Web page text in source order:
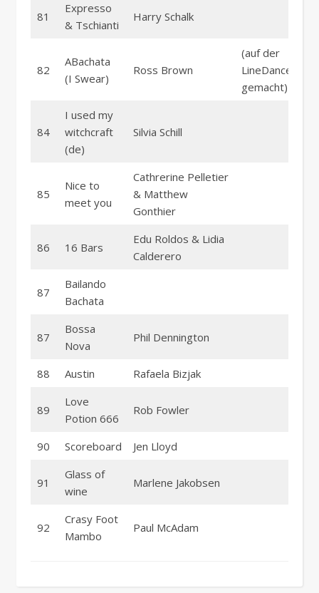
81
Expresso
& Tschianti
Harry Schalk
82
ABachata
(I Swear)
Ross Brown
(auf der
LineDanceparty
gemacht)
84
I used my
witchcraft
(de)
Silvia Schill
85
Nice to
meet you
Cathrerine Pelletier
& Matthew
Gonthier
86 16 Bars
Edu Roldos & Lidia
Calderero
87
Bailando
Bachata
87
Bossa
Nova
Phil Dennington
88 Austin Rafaela Bizjak
89
Love
Potion 666
Rob Fowler
90 Scoreboard Jen Lloyd
91
Glass of
wine
Marlene Jakobsen
92
Crasy Foot
Mambo
Paul McAdam